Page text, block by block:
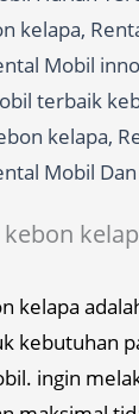
kelapa,
Mobil
terbaik
kelapa,
Mobil
kelapa
kebutuhan
ingin